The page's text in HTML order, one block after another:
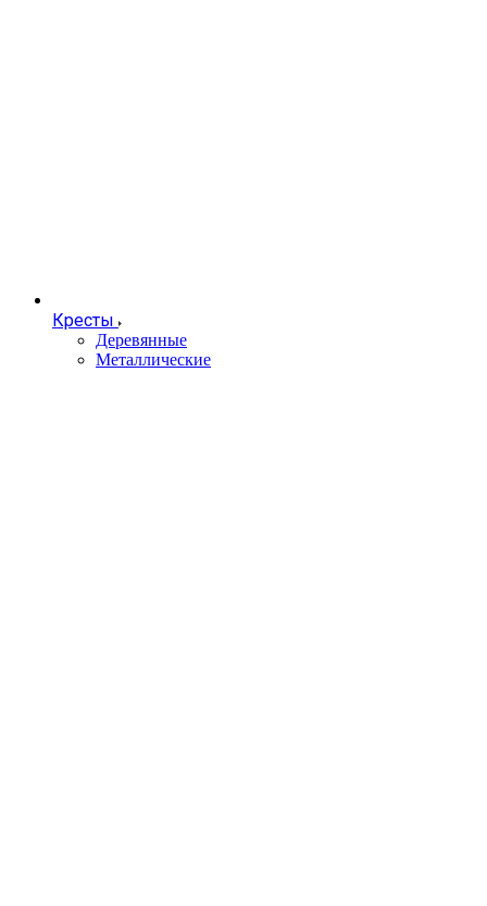
Кресты
Деревянные
Металлические